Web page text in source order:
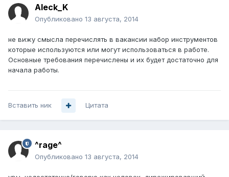
Aleck_K
Опубликовано 13 августа, 2014
не вижу смысла перечислять в вакансии набор инструментов
которые используются или могут использоваться в работе.
Основные требования перечислены и их будет достаточно для
начала работы.
Вставить ник Цитата
^rage^
Опубликовано 13 августа, 2014